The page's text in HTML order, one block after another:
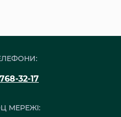
32-17
МЕРЕЖІ: